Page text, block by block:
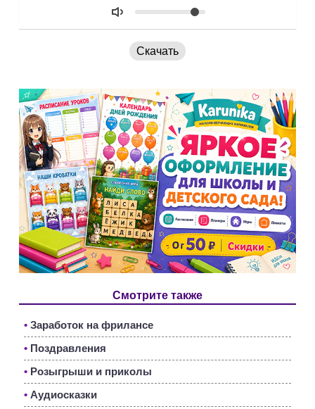
Объем
Скачать
Смотрите также
• Заработок на фрилансе
• Поздравления
• Розыгрыши и приколы
• Аудиосказки